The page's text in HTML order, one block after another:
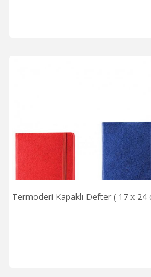
Termoderi Kapaklı Defter ( 17 x 24